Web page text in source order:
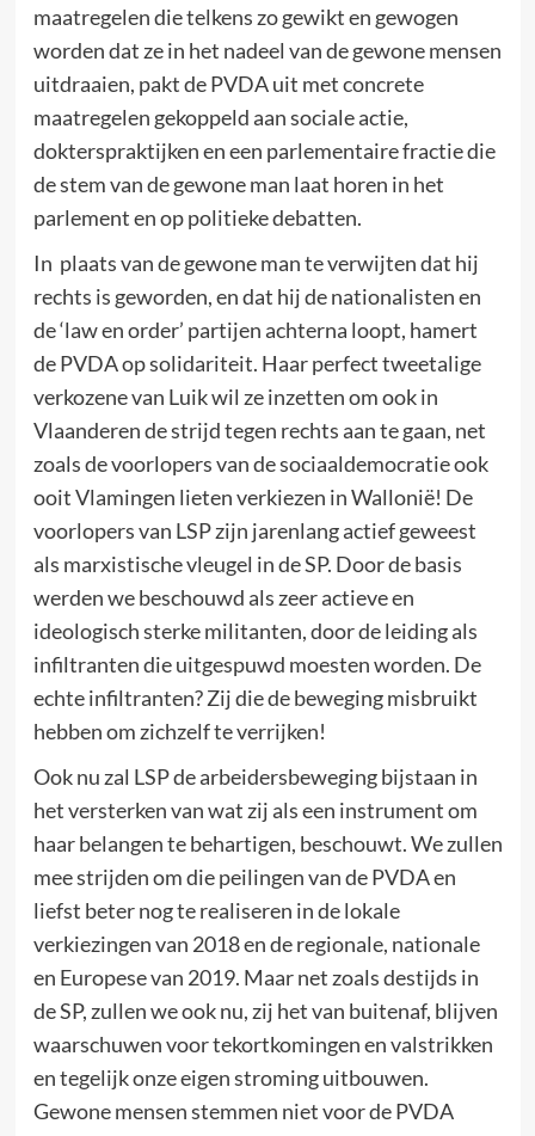
maatregelen die telkens zo gewikt en gewogen
worden dat ze in het nadeel van de gewone mensen
uitdraaien, pakt de PVDA uit met concrete
maatregelen gekoppeld aan sociale actie,
dokterspraktijken en een parlementaire fractie die
de stem van de gewone man laat horen in het
parlement en op politieke debatten.
In plaats van de gewone man te verwijten dat hij
rechts is geworden, en dat hij de nationalisten en
de ‘law en order’ partijen achterna loopt, hamert
de PVDA op solidariteit. Haar perfect tweetalige
verkozene van Luik wil ze inzetten om ook in
Vlaanderen de strijd tegen rechts aan te gaan, net
zoals de voorlopers van de sociaaldemocratie ook
ooit Vlamingen lieten verkiezen in Wallonië! De
voorlopers van LSP zijn jarenlang actief geweest
als marxistische vleugel in de SP. Door de basis
werden we beschouwd als zeer actieve en
ideologisch sterke militanten, door de leiding als
infiltranten die uitgespuwd moesten worden. De
echte infiltranten? Zij die de beweging misbruikt
hebben om zichzelf te verrijken!
Ook nu zal LSP de arbeidersbeweging bijstaan in
het versterken van wat zij als een instrument om
haar belangen te behartigen, beschouwt. We zullen
mee strijden om die peilingen van de PVDA en
liefst beter nog te realiseren in de lokale
verkiezingen van 2018 en de regionale, nationale
en Europese van 2019. Maar net zoals destijds in
de SP, zullen we ook nu, zij het van buitenaf, blijven
waarschuwen voor tekortkomingen en valstrikken
en tegelijk onze eigen stroming uitbouwen.
Gewone mensen stemmen niet voor de PVDA